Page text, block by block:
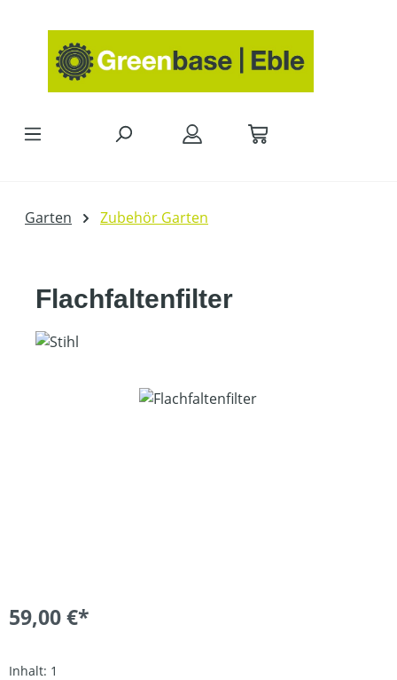
Garten Zubehör Garten
Flachfaltenfilter
Bildergalerie überspringen
59,00 €*
Inhalt: 1